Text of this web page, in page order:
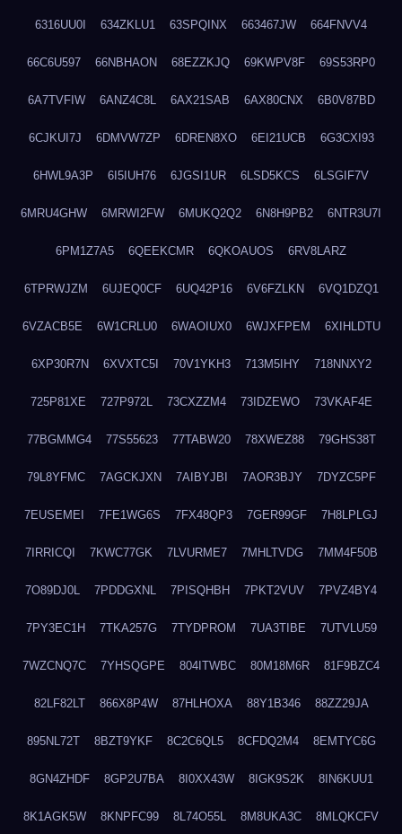
6316UU0I 634ZKLU1 63SPQINX 663467JW 664FNVV4
66C6U597 66NBHAON 68EZZKJQ 69KWPV8F 69S53RP0
6A7TVFIW 6ANZ4C8L 6AX21SAB 6AX80CNX 6B0V87BD
6CJKUI7J 6DMVW7ZP 6DREN8XO 6EI21UCB 6G3CXI93
6HWL9A3P 6I5IUH76 6JGSI1UR 6LSD5KCS 6LSGIF7V
6MRU4GHW 6MRWI2FW 6MUKQ2Q2 6N8H9PB2 6NTR3U7I
6PM1Z7A5 6QEEKCMR 6QKOAUOS 6RV8LARZ
6TPRWJZM 6UJEQ0CF 6UQ42P16 6V6FZLKN 6VQ1DZQ1
6VZACB5E 6W1CRLU0 6WAOIUX0 6WJXFPEM 6XIHLDTU
6XP30R7N 6XVXTC5I 70V1YKH3 713M5IHY 718NNXY2
725P81XE 727P972L 73CXZZM4 73IDZEWO 73VKAF4E
77BGMMG4 77S55623 77TABW20 78XWEZ88 79GHS38T
79L8YFMC 7AGCKJXN 7AIBYJBI 7AOR3BJY 7DYZC5PF
7EUSEMEI 7FE1WG6S 7FX48QP3 7GER99GF 7H8LPLGJ
7IRRICQI 7KWC77GK 7LVURME7 7MHLTVDG 7MM4F50B
7O89DJ0L 7PDDGXNL 7PISQHBH 7PKT2VUV 7PVZ4BY4
7PY3EC1H 7TKA257G 7TYDPROM 7UA3TIBE 7UTVLU59
7WZCNQ7C 7YHSQGPE 804ITWBC 80M18M6R 81F9BZC4
82LF82LT 866X8P4W 87HLHOXA 88Y1B346 88ZZ29JA
895NL72T 8BZT9YKF 8C2C6QL5 8CFDQ2M4 8EMTYC6G
8GN4ZHDF 8GP2U7BA 8I0XX43W 8IGK9S2K 8IN6KUU1
8K1AGK5W 8KNPFC99 8L74O55L 8M8UKA3C 8MLQKCFV